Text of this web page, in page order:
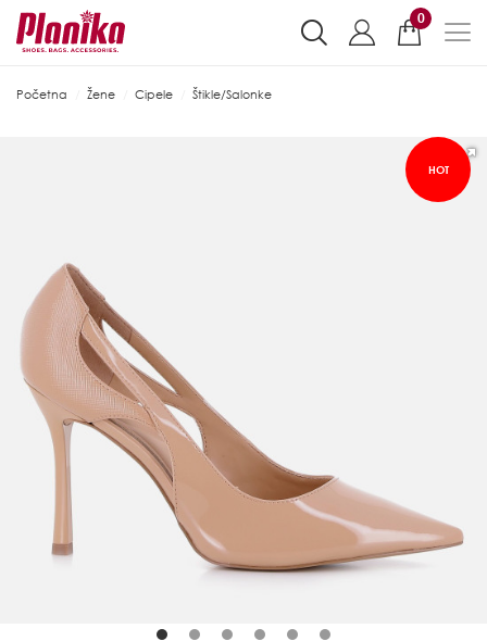
0
Početna Žene Cipele Štikle/Salonke
HOT